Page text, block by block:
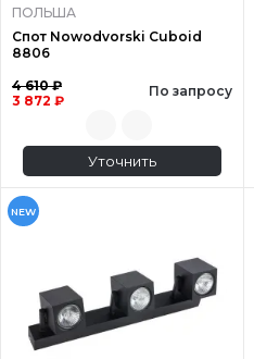
ПОЛЬША
Спот Nowodvorski Cuboid
8806
4 610 ₽
3 872 ₽
По запросу
Уточнить
NEW